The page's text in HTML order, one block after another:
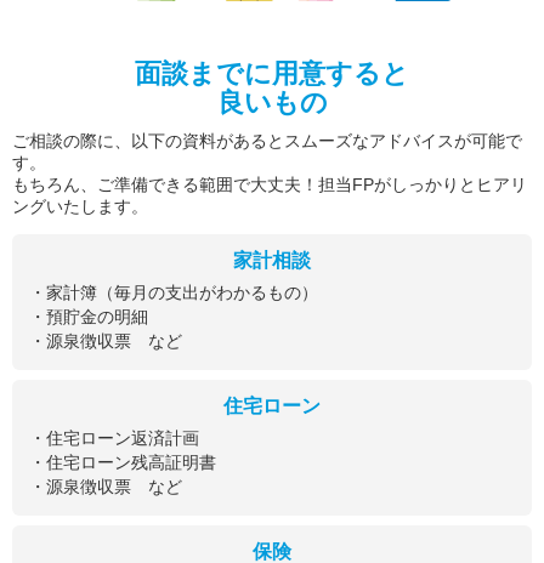
面談までに用意すると
良いもの
ご相談の際に、以下の資料があるとスムーズなアドバイスが可能で
す。
もちろん、ご準備できる範囲で大丈夫！担当FPがしっかりとヒアリ
ングいたします。
家計相談
・家計簿（毎月の支出がわかるもの）
・預貯金の明細
・源泉徴収票 など
住宅ローン
・住宅ローン返済計画
・住宅ローン残高証明書
・源泉徴収票 など
保険